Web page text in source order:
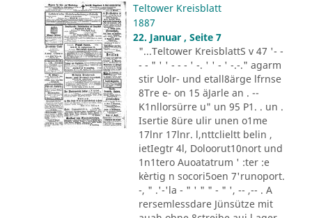
Teltower Kreisblatt
1887
22. Januar , Seite 7
"...Teltower KreisblattS v 47 '- -
- - " ' ' - - - ' -. ' ' - ' -.-." agarm
stir Uolr- und etall8ärge lfrnse
8Tre e- on 15 äJarle an . --
K1nllorsürre u" un 95 P1. . un .
Isertie 8üre ulir unen o1me
17lnr 17lnr. l,nttclieltt belin ,
ietIegtr 4l, Doloorut10nort und
1n1tero Auoatatrum ' :ter :e
kèrtig n socori5oen 7'runoport.
-, " .'-'la - " ' " " - " ', -- ,-- . A
rersemlessdare Jünsütze mit